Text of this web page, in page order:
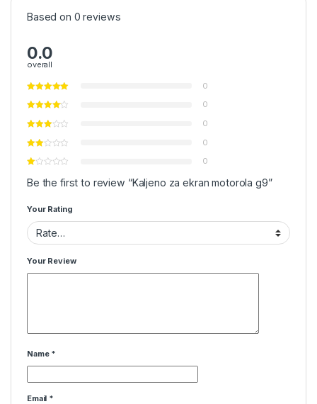
Based on 0 reviews
0.0
overall
0
0
0
0
0
Be the first to review “Kaljeno za ekran motorola g9”
Your Rating
Your Review
Name *
Email *